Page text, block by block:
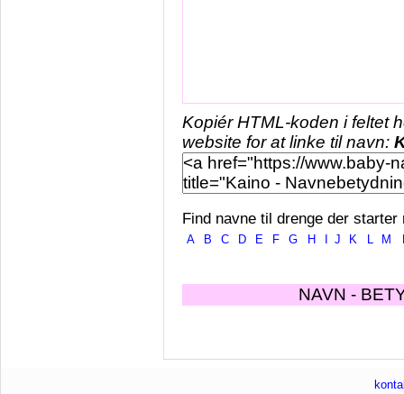
Kopiér HTML-koden i feltet
website for at linke til navn:
Find navne til drenge der starter
A B C D E F G H J K L M
NAVN -